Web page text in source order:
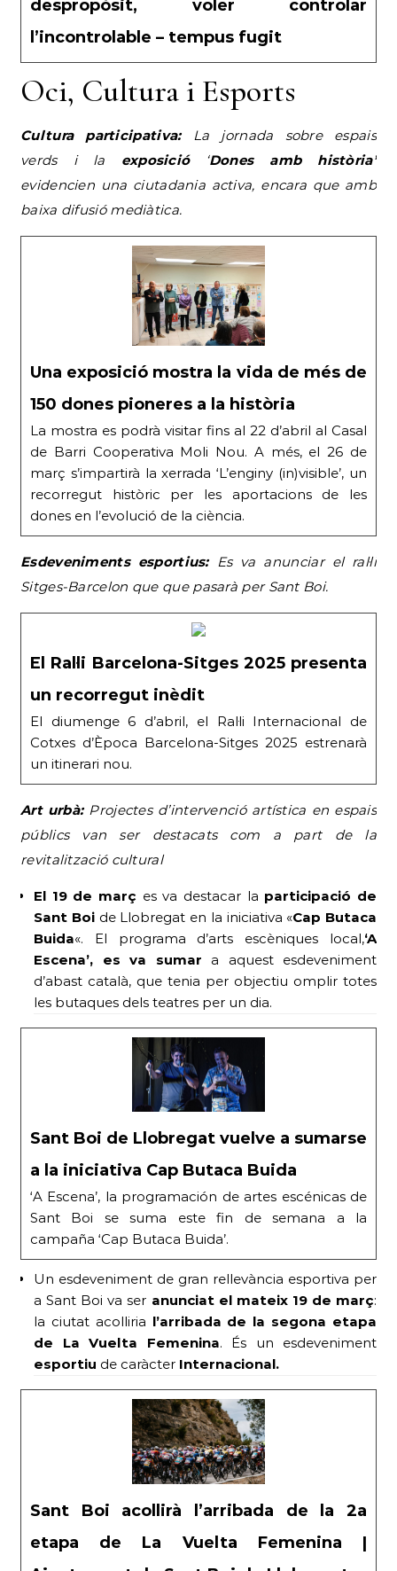
despropòsit, voler controlar
l’incontrolable – tempus fugit
Oci, Cultura i Esports
Cultura participativa: La jornada sobre espais
verds i la exposició‘Dones amb història’
evidencien una ciutadania activa, encara que amb
baixa difusió mediàtica.
Una exposició mostra la vida de més de
150 dones pioneres a la història
La mostra es podrà visitar fins al 22 d’abril al Casal
de Barri Cooperativa Moli Nou. A més, el 26 de
març s’impartirà la xerrada ‘L’enginy (in)visible’, un
recorregut històric per les aportacions de les
dones en l’evolució de la ciència.
Esdeveniments esportius:Es va anunciar el ral·li
Sitges-Barcelon que que pasarà per Sant Boi.
El Ral·li Barcelona-Sitges 2025 presenta
un recorregut inèdit
El diumenge 6 d’abril, el Ral·li Internacional de
Cotxes d’Època Barcelona-Sitges 2025 estrenarà
un itinerari nou.
Art urbà: Projectes d’intervenció artística en espais
públics van ser destacats com a part de la
revitalització cultural
El 19 de març es va destacar la participació de
Sant Boide Llobregat en la iniciativa «Cap Butaca
Buida«. El programa d’arts escèniques local,‘A
Escena’, es va sumar a aquest esdeveniment
d’abast català, que tenia per objectiu omplir totes
les butaques dels teatres per un dia.
Sant Boi de Llobregat vuelve a sumarse
a la iniciativa Cap Butaca Buida
‘A Escena’, la programación de artes escénicas de
Sant Boi se suma este fin de semana a la
campaña ‘Cap Butaca Buida’.
Un esdeveniment de gran rellevància esportiva per
a Sant Boi va ser anunciat el mateix 19 de març:
la ciutat acolliria l’arribada de la segona etapa
de La Vuelta Femenina. És un esdeveniment
esportiu de caràcter Internacional.
Sant Boi acollirà l’arribada de la 2a
etapa de La Vuelta Femenina |